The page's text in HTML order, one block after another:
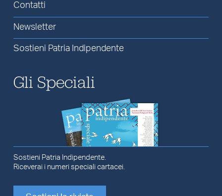
Contatti
Newsletter
Sostieni Patria Indipendente
Gli Speciali
Sostieni Patria Indipendente.
Riceverai i numeri speciali cartacei.